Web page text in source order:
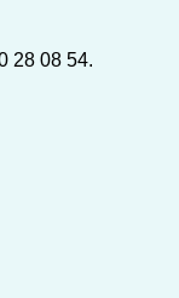
28 08 54.